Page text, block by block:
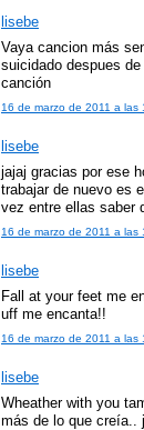
lisebe
Vaya cancion más
suicidado despues
canción
16 de marzo de 2011 a las
lisebe
jajaj gracias por ese
trabajar de nuevo es
vez entre ellas saber
16 de marzo de 2011 a las
lisebe
Fall at your feet me
uff me encanta!!
16 de marzo de 2011 a las
lisebe
Wheather with you
más de lo que creía..